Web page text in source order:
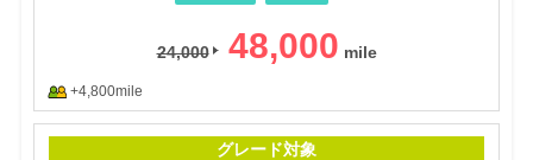
24,000 48,000
+4,800mile
グレード対象